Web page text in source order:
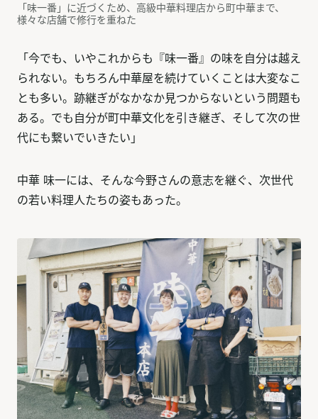
「味一番」に近づくため、高級中華料理店から町中華まで、
様々な店舗で修行を重ねた
「今でも、いやこれからも『味一番』の味を自分は越え
られない。もちろん中華屋を続けていくことは大変なこ
とも多い。跡継ぎがなかなか見つからないという問題も
ある。でも自分が町中華文化を引き継ぎ、そして次の世
代にも繋いでいきたい」
中華 味一には、そんな今野さんの意志を継ぐ、次世代
の若い料理人たちの姿もあった。